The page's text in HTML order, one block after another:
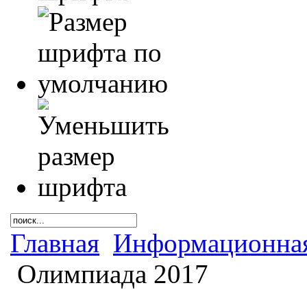
Главная
Олимпиада 2017